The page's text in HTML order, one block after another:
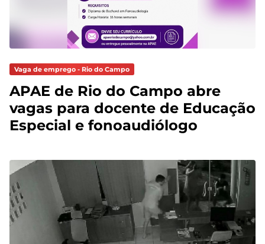
Vaga de emprego - Rio do Campo
APAE de Rio do Campo abre
vagas para docente de Educação
Especial e fonoaudiólogo